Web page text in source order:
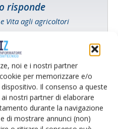
noi e i nostri partner
per memorizzare e/o
Il consenso a queste
nostri partner di elaborare
durante la navigazione
di mostrare annunci (non)
risponde
Vita agli agricoltori
adesso